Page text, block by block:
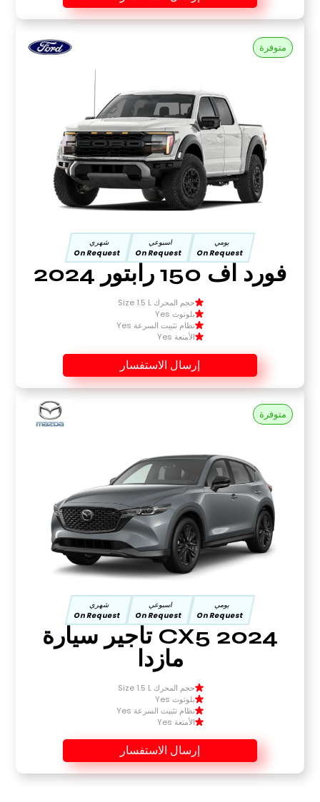
متوفرة
يومي
On Request
اسبوعي
On Request
شهري
On Request
فورد اف 150 رابتور 2024
حجم المحرك Size 1.5 L
بلوتوث Yes
نظام تثبيت السرعة Yes
الأمتعة Yes
إرسال الاستفسار
متوفرة
يومي
On Request
اسبوعي
On Request
شهري
On Request
CX5 2024 تأجير سيارة
مازدا
حجم المحرك Size 1.5 L
بلوتوث Yes
نظام تثبيت السرعة Yes
الأمتعة Yes
إرسال الاستفسار